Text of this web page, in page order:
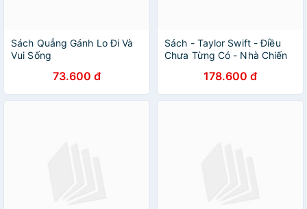
Sách Quẳng Gánh Lo Đi Và
Vui Sống
73.600 đ
Sách - Taylor Swift - Điều
Chưa Từng Có - Nhà Chiến
178.600 đ